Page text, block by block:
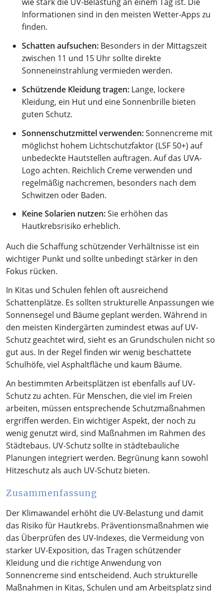
Informationen sind in den meisten Wetter-Apps zu
finden.
Schatten aufsuchen: Besonders in der Mittagszeit
zwischen 11 und 15 Uhr sollte direkte
Sonneneinstrahlung vermieden werden.
Schützende Kleidung tragen: Lange, lockere
Kleidung, ein Hut und eine Sonnenbrille bieten
guten Schutz.
Sonnenschutzmittel verwenden:Sonnencreme mit
möglichst hohem Lichtschutzfaktor (LSF 50+) auf
unbedeckte Hautstellen auftragen. Auf das UVA-
Logo achten. Reichlich Creme verwenden und
regelmäßig nachcremen, besonders nach dem
Schwitzen oder Baden.
Keine Solarien nutzen:Sie erhöhen das
Hautkrebsrisiko erheblich.
Auch die Schaffung schützender Verhältnisse ist ein
wichtiger Punkt und sollte unbedingt stärker in den
Fokus rücken.
In Kitas und Schulen fehlen oft ausreichend
Schattenplätze. Es sollten strukturelle Anpassungen wie
Sonnensegel und Bäume geplant werden. Während in
den meisten Kindergärten zumindest etwas auf UV-
Schutz geachtet wird, sieht es an Grundschulen nicht so
gut aus. In der Regel finden wir wenig beschattete
Schulhöfe, viel Asphaltfläche und kaum Bäume.
An bestimmten Arbeitsplätzen ist ebenfalls auf UV-
Schutz zu achten. Für Menschen, die viel im Freien
arbeiten, müssen entsprechende Schutzmaßnahmen
ergriffen werden. Ein wichtiger Aspekt, der noch zu
wenig genutzt wird, sind Maßnahmen im Rahmen des
Städtebaus. UV-Schutz sollte in städtebauliche
Planungen integriert werden. Begrünung kann sowohl
Hitzeschutz als auch UV-Schutz bieten.
Zusammenfassung
Der Klimawandel erhöht die UV-Belastung und damit
das Risiko für Hautkrebs. Präventionsmaßnahmen wie
das Überprüfen des UV-Indexes, die Vermeidung von
starker UV-Exposition, das Tragen schützender
Kleidung und die richtige Anwendung von
Sonnencreme sind entscheidend. Auch strukturelle
Maßnahmen in Kitas, Schulen und am Arbeitsplatz sind